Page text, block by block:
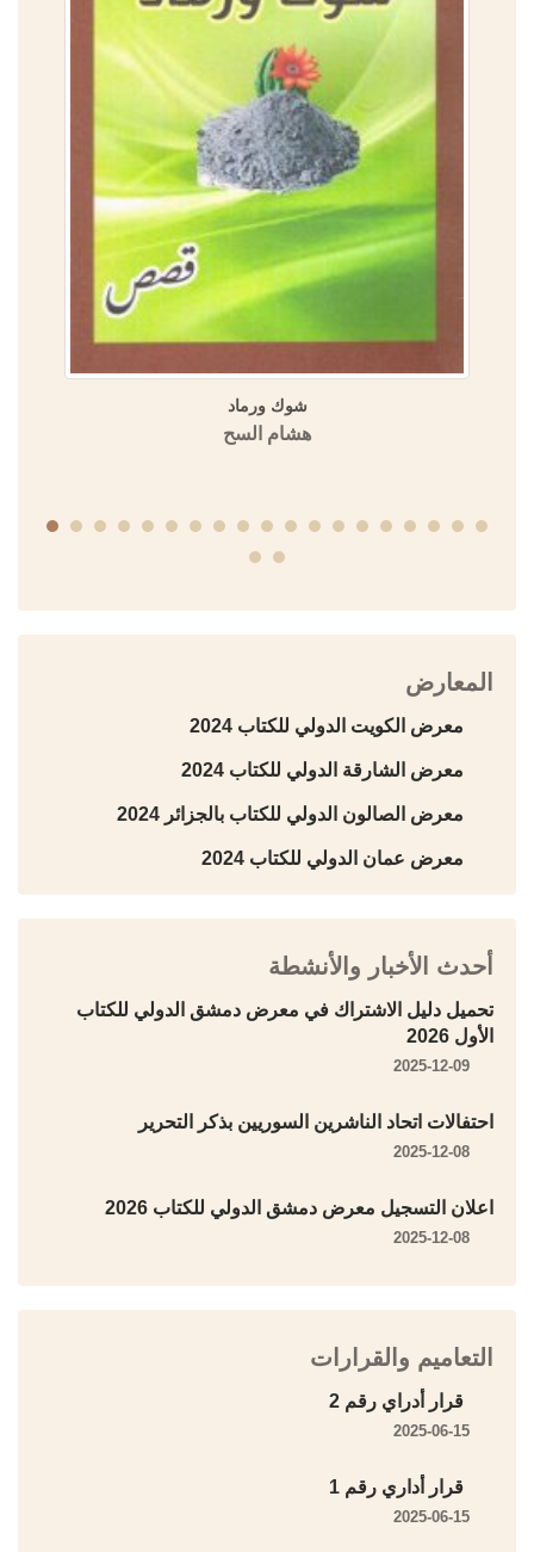
تاريخ حمص وتراجم رجالها في كتب التاريخ ثلاثة أجزاء
منشورات الجمعية التاريخية السورية
المعارض
معرض الكويت الدولي للكتاب 2024
معرض الشارقة الدولي للكتاب 2024
معرض الصالون الدولي للكتاب بالجزائر 2024
معرض عمان الدولي للكتاب 2024
أحدث الأخبار والأنشطة
تحميل دليل الاشتراك في معرض دمشق الدولي للكتاب
الأول 2026
2025-12-09
احتفالات اتحاد الناشرين السوريين بذكر التحرير
2025-12-08
اعلان التسجيل معرض دمشق الدولي للكتاب 2026
2025-12-08
التعاميم والقرارات
قرار أدراي رقم 2
2025-06-15
قرار أداري رقم 1
2025-06-15